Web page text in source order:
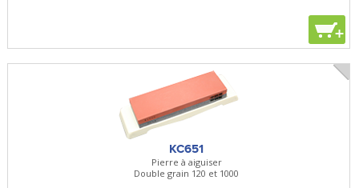
+
KC651
Pierre à aiguiser
Double grain 120 et 1000